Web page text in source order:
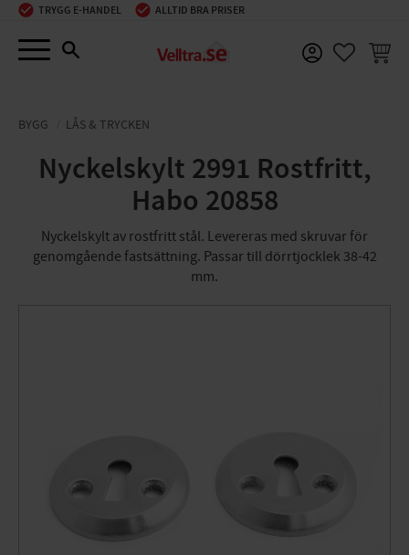
Meny
TRYGG E-HANDEL ALLTID BRA PRISER
BYGG LÅS & TRYCKEN
Nyckelskylt 2991 Rostfritt,
Habo 20858
Nyckelskylt av rostfritt stål. Levereras med skruvar för
genomgående fastsättning. Passar till dörrtjocklek 38-42
mm.